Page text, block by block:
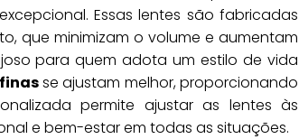
Essas lentes são fabricadas
que minimizam o volume e aumentam
para quem adota um estilo de vida
se ajustam melhor, proporcionando
permite ajustar as lentes às
e bem-estar em todas as situações.